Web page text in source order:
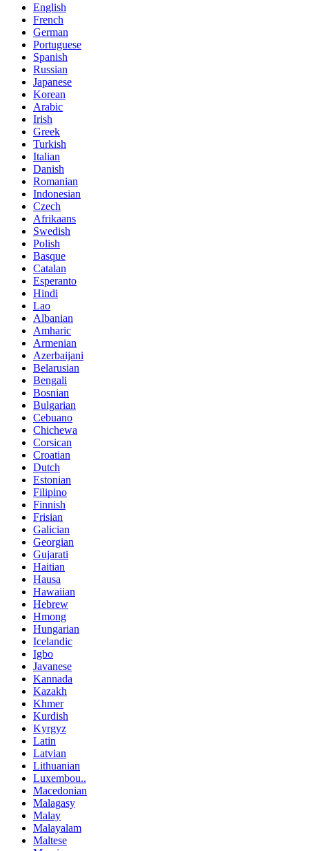
English
French
German
Portuguese
Spanish
Russian
Japanese
Korean
Arabic
Irish
Greek
Turkish
Italian
Danish
Romanian
Indonesian
Czech
Afrikaans
Swedish
Polish
Basque
Catalan
Esperanto
Hindi
Lao
Albanian
Amharic
Armenian
Azerbaijani
Belarusian
Bengali
Bosnian
Bulgarian
Cebuano
Chichewa
Corsican
Croatian
Dutch
Estonian
Filipino
Finnish
Frisian
Galician
Georgian
Gujarati
Haitian
Hausa
Hawaiian
Hebrew
Hmong
Hungarian
Icelandic
Igbo
Javanese
Kannada
Kazakh
Khmer
Kurdish
Kyrgyz
Latin
Latvian
Lithuanian
Luxembou..
Macedonian
Malagasy
Malay
Malayalam
Maltese